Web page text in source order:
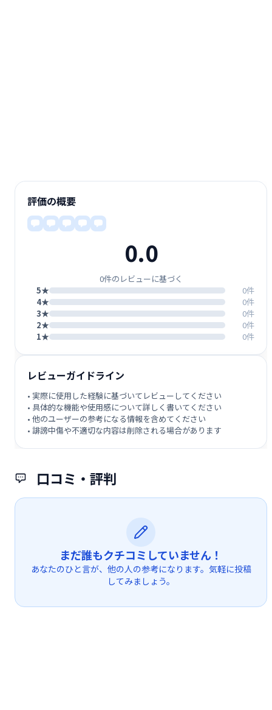
口コミ・評判
まだ誰もクチコミしていません！
あなたのひと言が、他の人の参考になります。気軽に投稿
してみましょう。
評価の概要
0.0
0件のレビューに基づく
5★
0件
4★
0件
3★
0件
2★
0件
1★
0件
レビューガイドライン
• 実際に使用した経験に基づいてレビューしてください
• 具体的な機能や使用感について詳しく書いてください
• 他のユーザーの参考になる情報を含めてください
• 誹謗中傷や不適切な内容は削除される場合があります